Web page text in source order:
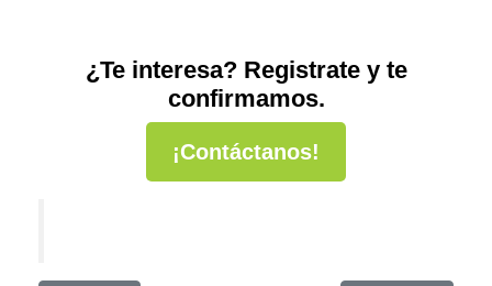
¿Te interesa? Registrate y te
confirmamos.
¡Contáctanos!